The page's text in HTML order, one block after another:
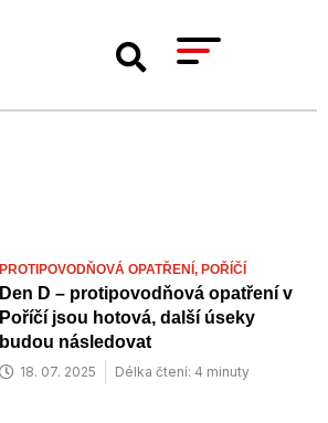
PROTIPOVODŇOVÁ OPATŘENÍ, POŘÍČÍ
Den D – protipovodňová opatření v
Poříčí jsou hotová, další úseky
budou následovat
18. 07. 2025 Délka čtení: 4 minuty